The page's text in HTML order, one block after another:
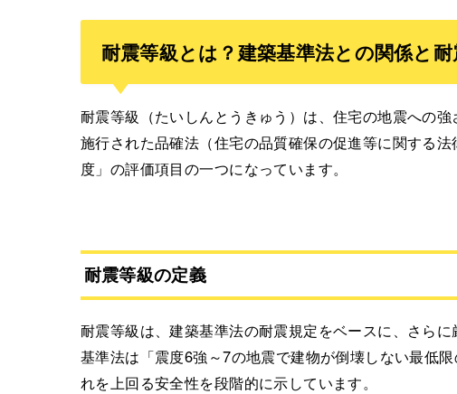
耐震等級とは？建築基準法との関係と
耐震等級（たいしんとうきゅう）は、住宅の地震への
施行された品確法（住宅の品質確保の促進等に関する
度」の評価項目の一つになっています。
耐震等級の定義
耐震等級は、建築基準法の耐震規定をベースに、さら
基準法は「震度6強～7の地震で建物が倒壊しない最低
れを上回る安全性を段階的に示しています。